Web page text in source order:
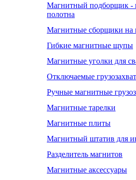
Магнитный подборщик -
полотна
Магнитные сборщики на
Гибкие магнитные щупы
Магнитные уголки для
Отключаемые
Ручные магнитные
Магнитные тарелки
Магнитные плиты
Магнитный штатив для
Разделитель магнитов
Магнитные аксессуары